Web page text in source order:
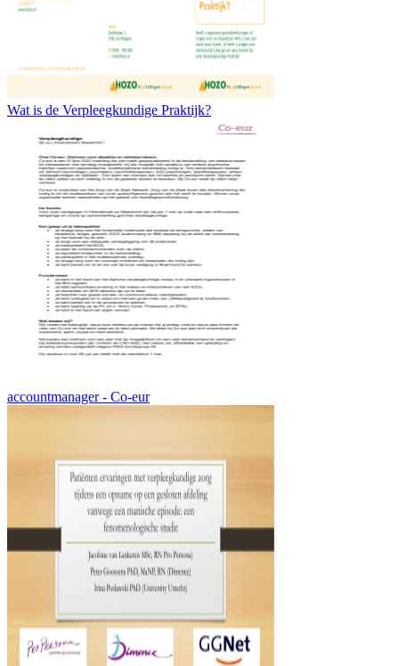
Wat is de Verpleegkundige Praktijk?
accountmanager - Co-eur